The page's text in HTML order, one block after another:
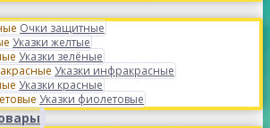
Очки защитные
Указки желтые
Указки зелёные
Указки инфракрасные
Указки красные
Указки фиолетовые